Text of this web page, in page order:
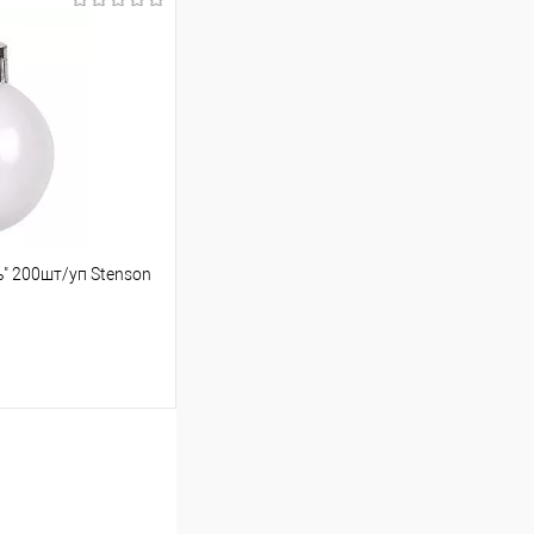
Порівняння
протягом 2-5 днів
оплачує
200шт/уп Stenson